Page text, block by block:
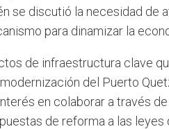
se discutió la necesidad de
para dinamizar la
de infraestructura clave
del Puerto
en colaborar a través
de reforma a las